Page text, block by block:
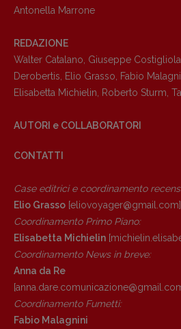
Antonella Marrone
REDAZIONE
Walter Catalano Giuseppe Costigliola
Derobertis
Elio Grasso Fabio
Elisabetta Michielin
Roberto Sturm
AUTORI e COLLABORATORI
CONTATTI
Case editrici e coordinamento
Elio Grasso [eliovoyager@gmail.com]
Coordinamento Primo Piano:
Elisabetta Michielin
Coordinamento News in breve:
Anna da Re
[anna.dare.comunicazione@gmail.
Coordinamento Fumetti:
Fabio Malagnini